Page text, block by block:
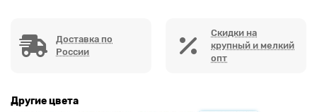
Доставка по
России
Скидки на
крупный и мелкий
опт
Другие цвета